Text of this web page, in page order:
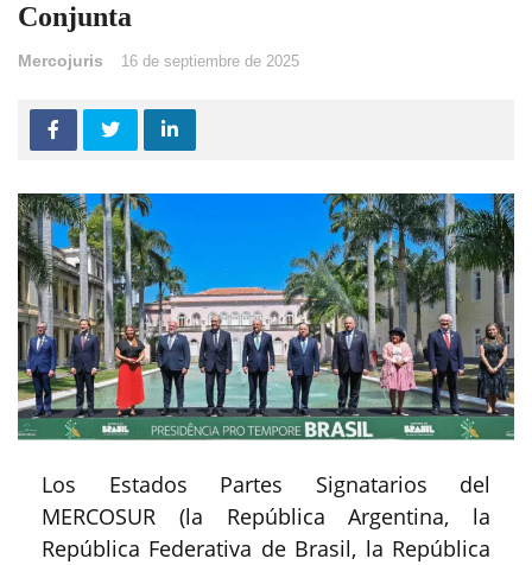
Conjunta
Mercojuris 16 de septiembre de 2025
Los Estados Partes Signatarios del
MERCOSUR (la República Argentina, la
República Federativa de Brasil, la República